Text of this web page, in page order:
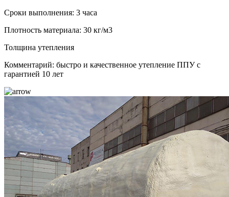
Сроки выполнения: 3 часа
Плотность материала: 30 кг/м3
Толщина утепления
Комментарий: быстро и качественное утепление ППУ с
гарантией 10 лет